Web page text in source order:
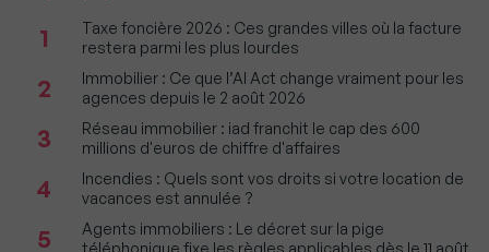
1
Taxe foncière 2026 : Ces grandes villes où la facture
restera parmi les plus lourdes
2
Immobilier : Ce que l’AI Act change vraiment pour les
agences depuis le 2 août 2026
3
Réseau immobilier : iad franchit le cap des 600
millions d'euros de chiffre d'affaires
4
Incendies : Quels sont vos droits si votre location de
vacances est annulée ?
5
Agents immobiliers : Le décret sur la pige
téléphonique fixe les règles applicables dès le 11 août